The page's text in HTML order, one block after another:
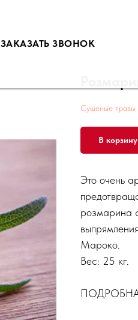
ЗАКАЗАТЬ ЗВОНОК
Сушеные травы
В корзину
Это очень
розмарина
Мароко.
Вес: 25 кг.